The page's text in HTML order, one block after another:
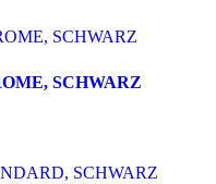
SCHWARZ